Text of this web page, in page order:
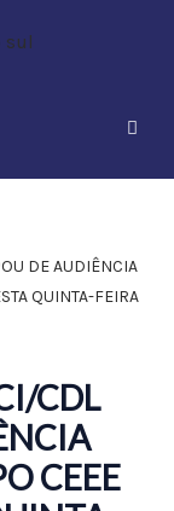
DE AUDIÊNCIA
QUINTA-FEIRA
CDL
CEEE